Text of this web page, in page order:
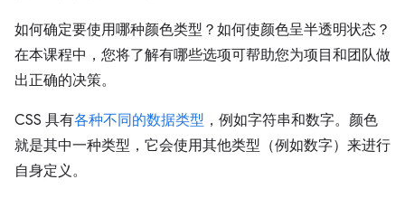
如何确定要使用哪种颜色类型？如何使颜色呈半透明状态？
在本课程中，您将了解有哪些选项可帮助您为项目和团队做
出正确的决策。
CSS 具有各种不同的数据类型 ，例如字符串和数字。颜色
就是其中一种类型，它会使用其他类型（例如数字）来进行
自身定义。